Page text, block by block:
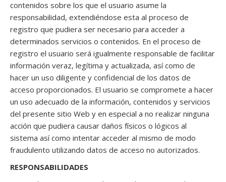
contenidos sobre los que el usuario asume la
responsabilidad, extendiéndose esta al proceso de
registro que pudiera ser necesario para acceder a
determinados servicios o contenidos. En el proceso de
registro el usuario será igualmente responsable de facilitar
información veraz, legítima y actualizada, así como de
hacer un uso diligente y confidencial de los datos de
acceso proporcionados. El usuario se compromete a hacer
un uso adecuado de la información, contenidos y servicios
del presente sitio Web y en especial a no realizar ninguna
acción que pudiera causar daños físicos o lógicos al
sistema así como intentar acceder al mismo de modo
fraudulento utilizando datos de acceso no autorizados.
RESPONSABILIDADES